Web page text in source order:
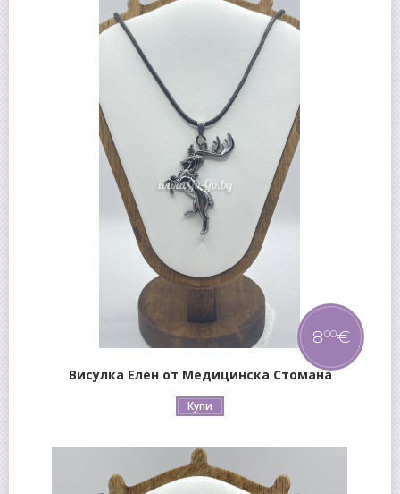
Висулка Елен от Медицинска Стомана
800€
Купи